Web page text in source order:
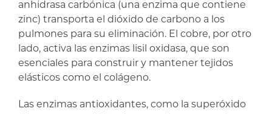
anhidrasa carbónica (una enzima que contiene
zinc) transporta el dióxido de carbono a los
pulmones para su eliminación. El cobre, por otro
lado, activa las enzimas lisil oxidasa, que son
esenciales para construir y mantener tejidos
elásticos como el colágeno.
Las enzimas antioxidantes, como la superóxido